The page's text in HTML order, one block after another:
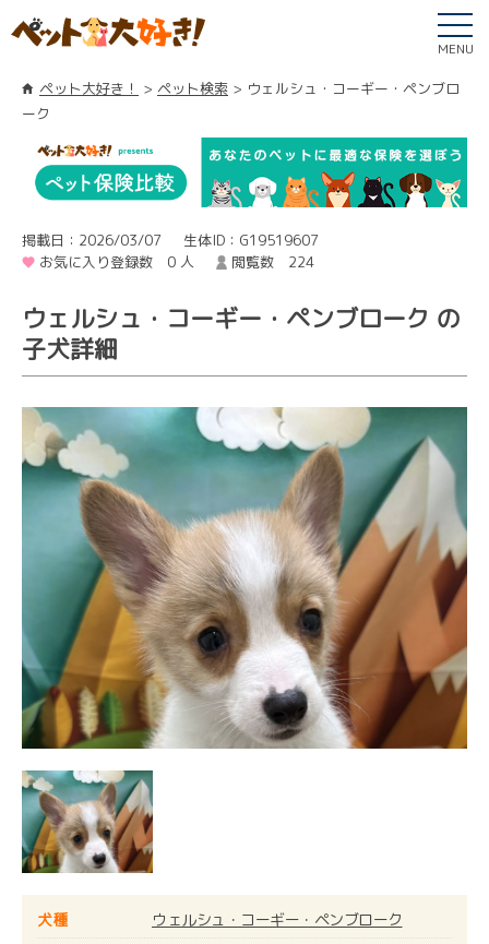
MENU
ペット大好き！ ペット検索
ウェルシュ・コーギー・ペンブロ
ーク
掲載日：2026/03/07
生体ID：G19519607
お気に入り登録数 0 人
閲覧数 224
ウェルシュ・コーギー・ペンブローク の
子犬詳細
犬種
ウェルシュ・コーギー・ペンブローク